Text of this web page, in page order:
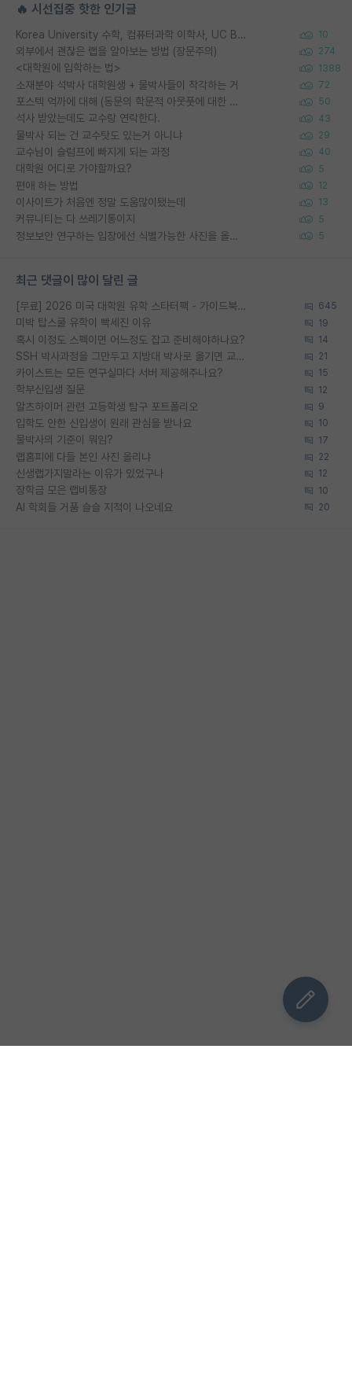
🔥 시선집중 핫한 인기글
Korea University 수학, 컴퓨터과학 이학사, UC Berkeley 산업공학 대학원 공학박사가 되는 것은 쉽지 않겠죠? 10
외부에서 괜찮은 랩을 알아보는 방법 (장문주의) 274
<대학원에 입학하는 법> 1388
소재분야 석박사 대학원생 + 물박사들이 착각하는 거 72
포스텍 억까에 대해 (동문의 학문적 아웃풋에 대한 반박) 50
석사 받았는데도 교수랑 연락한다. 43
물박사 되는 건 교수탓도 있는거 아니냐 29
교수님이 슬럼프에 빠지게 되는 과정 40
대학원 어디로 가야할까요? 5
편애 하는 방법 12
이사이트가 처음엔 정말 도움많이됐는데 13
커뮤니티는 다 쓰레기통이지 5
정보보안 연구하는 입장에선 식별가능한 사진을 올리는건 비추이긴함 5
최근 댓글이 많이 달린 글
[무료] 2026 미국 대학원 유학 스타터팩 - 가이드북 & 합격자 컨택메일 템플릿 645
미박 탑스쿨 유학이 빡세진 이유 19
혹시 이정도 스펙이면 어느정도 잡고 준비해야하나요? 14
SSH 박사과정을 그만두고 지방대 박사로 옮기면 교수의 꿈은 끝일까요? 21
카이스트는 모든 연구실마다 서버 제공해주나요? 15
학부신입생 질문 12
알츠하이머 관련 고등학생 탐구 포트폴리오 9
입학도 안한 신입생이 원래 관심을 받나요 10
물박사의 기준이 뭐임? 17
랩홈피에 다들 본인 사진 올리냐 22
신생랩가지말라는 이유가 있었구나 12
장학금 모은 랩비통장 10
AI 학회들 거품 슬슬 지적이 나오네요 20